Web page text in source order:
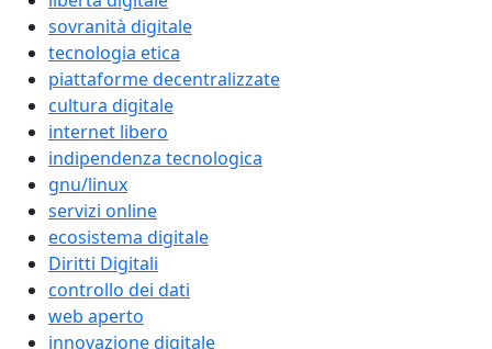
sovranità digitale
tecnologia etica
piattaforme decentralizzate
cultura digitale
internet libero
indipendenza tecnologica
gnu/linux
servizi online
ecosistema digitale
Diritti Digitali
controllo dei dati
web aperto
innovazione digitale